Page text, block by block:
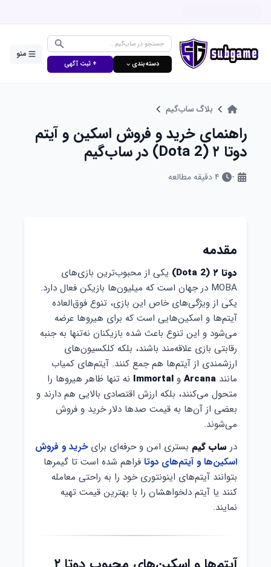
دسته‌بندی ⌵ + ثبت آگهی
منو
بلاگ ساب‌گیم
راهنمای خرید و فروش اسکین و آیتم
دوتا ۲ (Dota 2) در ساب‌گیم
- ۴دقیقه مطالعه
مقدمه
دوتا ۲ (Dota 2)
یکی از محبوب‌ترین بازی‌های
MOBA در جهان است که میلیون‌ها بازیکن فعال دارد.
یکی از ویژگی‌های خاص این بازی، تنوع فوق‌العاده
آیتم‌ها و اسکین‌هایی است که برای هیروها عرضه
می‌شود و این تنوع باعث شده بازیکنان نه‌تنها به جنبه
رقابتی بازی علاقه‌مند باشند، بلکه کلکسیون‌های
ارزشمندی از آیتم‌ها هم جمع کنند. آیتم‌های کمیاب
مانند Arcana و Immortal نه تنها ظاهر هیروها را
متحول می‌کنند، بلکه ارزش اقتصادی بالایی هم دارند و
بعضی از آن‌ها به قیمت صدها دلار خرید و فروش
می‌شوند.
در ساب گیم بستری امن و حرفه‌ای برایخرید و فروش
اسکین‌ها و آیتم‌های دوتا فراهم شده است تا گیمرها
بتوانند آیتم‌های اینونتوری خود را به راحتی معامله
کنند یا آیتم دلخواهشان را با بهترین قیمت تهیه
نمایند.